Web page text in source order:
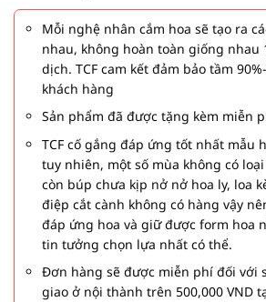
Mỗi nghệ nhân cắm hoa sẽ tạo ra
nhau, không hoàn toàn giống nhau
dịch. TCF cam kết đảm bảo tầm
khách hàng
Sản phẩm đã được tặng kèm miễn
TCF cố gắng đáp ứng tốt nhất mẫu
tuy nhiên, một số mùa không có
còn búp chưa kịp nở nở hoa ly, loa
điệp cắt cành không có hàng vậy
đáp ứng hoa và giữ được form hoa
tin tưởng chọn lựa nhất có thể.
Đơn hàng sẽ được miễn phí đối với
giao ở nội thành trên 500,000 VND